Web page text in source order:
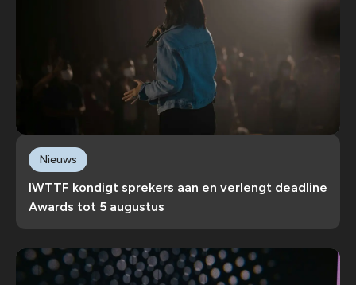
IWTTF kondigt sprekers aan en verlengt deadline
Awards tot 5 augustus
Nieuws